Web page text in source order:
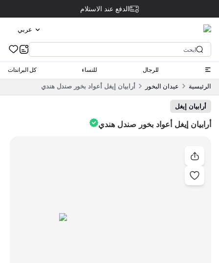
الدفع عند الاستلام
عربي
للرجال للنساء كل البراندات
الرئيسية عيدان البخور أرابيان إيغل أعواد بخور صندل هندي
أرابيان إيغل
أرابيان إيغل أعواد بخور صندل هندي